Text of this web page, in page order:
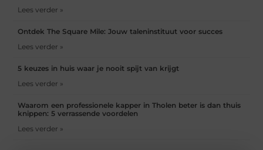
Lees verder »
Ontdek The Square Mile: Jouw taleninstituut voor succes
Lees verder »
5 keuzes in huis waar je nooit spijt van krijgt
Lees verder »
Waarom een professionele kapper in Tholen beter is dan thuis
knippen: 5 verrassende voordelen
Lees verder »